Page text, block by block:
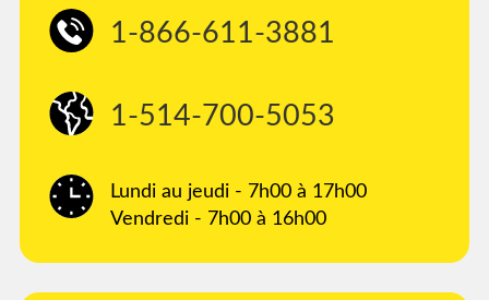
1-866-611-3881
1-514-700-5053
Lundi au jeudi - 7h00 à 17h00
Vendredi - 7h00 à 16h00